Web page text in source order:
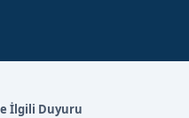
İlgili Duyuru